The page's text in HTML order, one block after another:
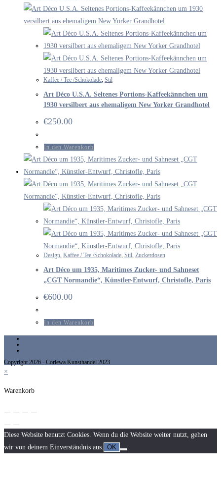
Kaffee / Tee /Schokolade Stil
Art Déco U.S.A. Seltenes Portions-Kaffeekännchen um
1930 versilbert aus ehemaligem New Yorker Grandhotel
€250.00
In den Warenkorb
Design Kaffee / Tee /Schokolade Stil Zuckerdosen
Art Déco um 1935, Maritimes Zucker- und Sahneset
„CGT Normandie“, Künstler-Entwurf, Christofle, Paris
€600.00
In den Warenkorb
Copyright 2026 - Coriewa Kunsthandel 2023
×
Warenkorb
Diese Website benutzt Cookies. Wenn du die Website weiter nutzt, gehen
wir von deinem Einverständnis aus. OK